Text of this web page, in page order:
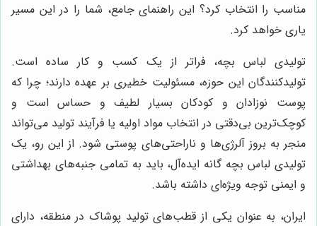
مناسب را انتخاب کرد؟ این راهنمای جامع، شما را در این مسیر
یاری خواهد کرد.
تولیدی لباس بچه، فراتر از یک کسب و کار ساده است.
تولیدکنندگان این حوزه، مسئولیت خطیری بر عهده دارند؛ چرا که
پوست نوزادان و کودکان بسیار لطیف و حساس است و
کوچک‌ترین بی‌دقتی در انتخاب مواد اولیه یا فرآیند تولید می‌تواند
منجر به بروز آلرژی‌ها و ناراحتی‌های پوستی شود. از این رو، یک
تولیدی لباس بچه گانه ایده‌آل، باید به تمامی جنبه‌های بهداشتی
و ایمنی توجه ویژه‌ای داشته باشد.
ایران، به عنوان یکی از قطب‌های تولید پوشاک در منطقه، دارای